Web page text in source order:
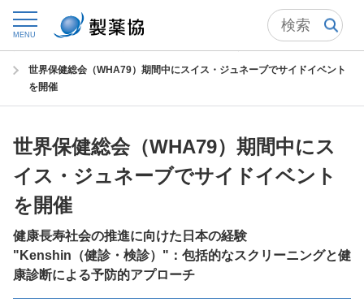
MENU
トップ 委員会からの情報発信
世界保健総会（WHA79）期間中にスイス・ジュネーブでサイドイベント
を開催
世界保健総会（WHA79）期間中にス
イス・ジュネーブでサイドイベント
を開催
健康長寿社会の推進に向けた日本の経験
"Kenshin（健診・検診）"：包括的なスクリーニングと健
康診断による予防的アプローチ